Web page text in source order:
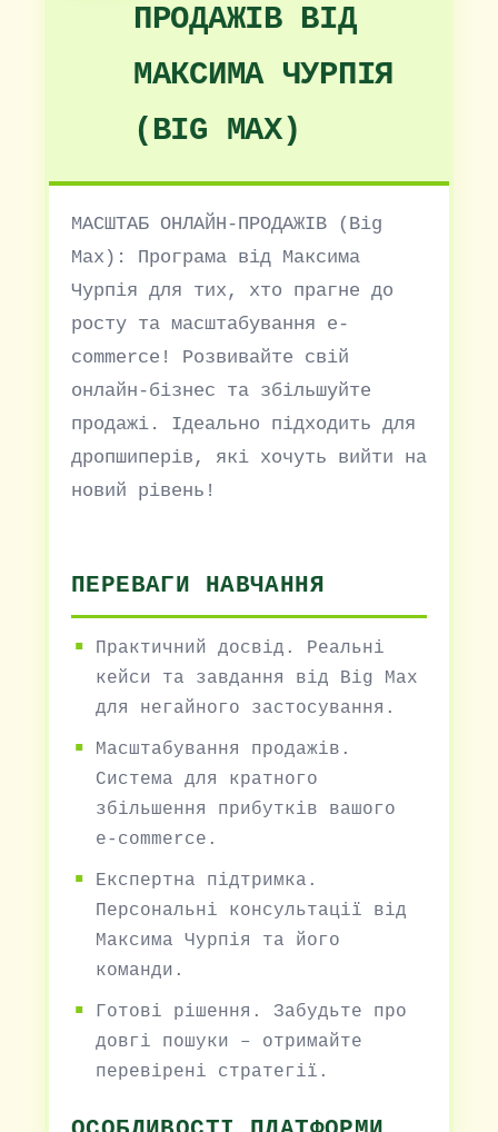
ПРОДАЖІВ ВІД
МАКСИМА ЧУРПІЯ
(BIG MAX)
МАСШТАБ ОНЛАЙН-ПРОДАЖІВ (Big
Max): Програма від Максима
Чурпія для тих, хто прагне до
росту та масштабування e-
commerce! Розвивайте свій
онлайн-бізнес та збільшуйте
продажі. Ідеально підходить для
дропшиперів, які хочуть вийти на
новий рівень!
ПЕРЕВАГИ НАВЧАННЯ
Практичний досвід. Реальні
кейси та завдання від Big Max
для негайного застосування.
Масштабування продажів.
Система для кратного
збільшення прибутків вашого
e-commerce.
Експертна підтримка.
Персональні консультації від
Максима Чурпія та його
команди.
Готові рішення. Забудьте про
довгі пошуки – отримайте
перевірені стратегії.